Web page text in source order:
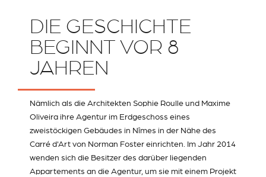
DIE GESCHICHTE
BEGINNT VOR 8
JAHREN
Nämlich als die Architekten Sophie Roulle und Maxime
Oliveira ihre Agentur im Erdgeschoss eines
zweistöckigen Gebäudes in Nîmes in der Nähe des
Carré d'Art von Norman Foster einrichten. Im Jahr 2014
wenden sich die Besitzer des darüber liegenden
Appartements an die Agentur, um sie mit einem Projekt